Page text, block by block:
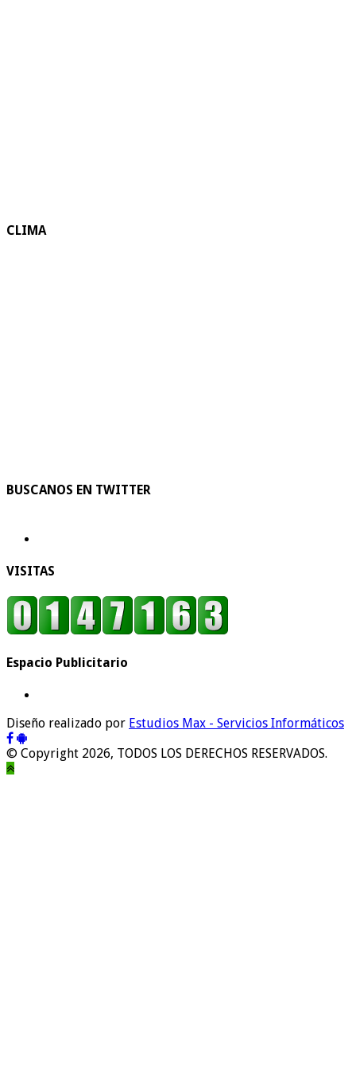
CLIMA
BUSCANOS EN TWITTER
VISITAS
Espacio Publicitario
Diseño realizado por Estudios Max - Servicios Informáticos
© Copyright 2026, TODOS LOS DERECHOS RESERVADOS.